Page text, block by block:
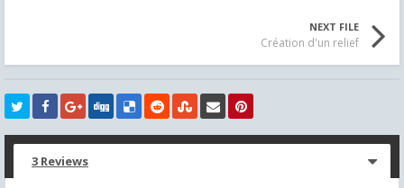
NEXT FILE
Création d'un relief
3 Reviews